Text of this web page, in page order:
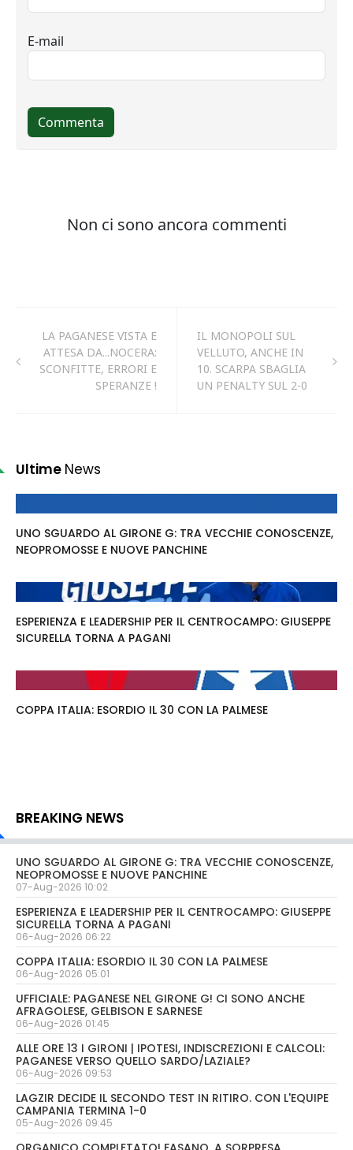
LA PAGANESE VISTA E
ATTESA DA...NOCERA:
SCONFITTE, ERRORI E
SPERANZE !
IL MONOPOLI SUL
VELLUTO, ANCHE IN
10. SCARPA SBAGLIA
UN PENALTY SUL 2-0
Ultime News
UNO SGUARDO AL GIRONE G: TRA VECCHIE CONOSCENZE,
NEOPROMOSSE E NUOVE PANCHINE
ESPERIENZA E LEADERSHIP PER IL CENTROCAMPO: GIUSEPPE
SICURELLA TORNA A PAGANI
COPPA ITALIA: ESORDIO IL 30 CON LA PALMESE
BREAKING NEWS
UNO SGUARDO AL GIRONE G: TRA VECCHIE CONOSCENZE,
NEOPROMOSSE E NUOVE PANCHINE
07-Aug-2026 10:02
ESPERIENZA E LEADERSHIP PER IL CENTROCAMPO: GIUSEPPE
SICURELLA TORNA A PAGANI
06-Aug-2026 06:22
COPPA ITALIA: ESORDIO IL 30 CON LA PALMESE
06-Aug-2026 05:01
UFFICIALE: PAGANESE NEL GIRONE G! CI SONO ANCHE
AFRAGOLESE, GELBISON E SARNESE
06-Aug-2026 01:45
ALLE ORE 13 I GIRONI | IPOTESI, INDISCREZIONI E CALCOLI:
PAGANESE VERSO QUELLO SARDO/LAZIALE?
06-Aug-2026 09:53
LAGZIR DECIDE IL SECONDO TEST IN RITIRO. CON L'EQUIPE
CAMPANIA TERMINA 1-0
05-Aug-2026 09:45